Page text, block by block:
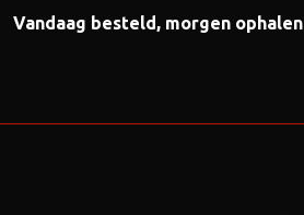
Vandaag besteld, morgen ophalen